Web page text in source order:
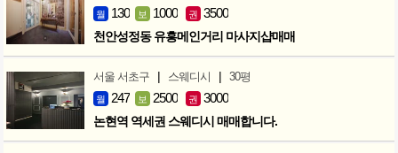
월 130 보 1000 권 3500
천안성정동 유흥메인거리 마사지샵매매
서울 서초구 | 스웨디시 | 30평
월 247 보 2500 권 3000
논현역 역세권 스웨디시 매매합니다.